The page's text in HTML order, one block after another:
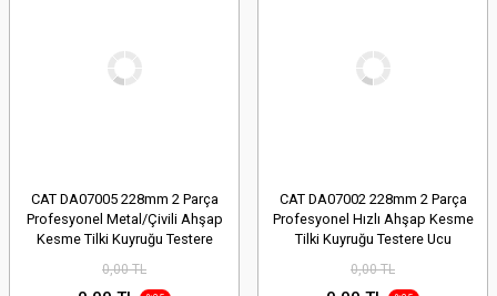
CAT DA07005 228mm 2 Parça
Profesyonel Metal/Çivili Ahşap
Kesme Tilki Kuyruğu Testere
0,00 TL
CAT DA07002 228mm 2 Parça
Profesyonel Hızlı Ahşap Kesme
Tilki Kuyruğu Testere Ucu
0,00 TL